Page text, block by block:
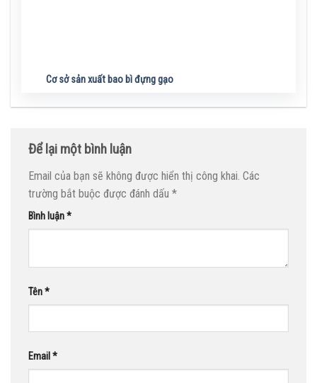
Cơ sở sản xuất bao bì đựng gạo
Để lại một bình luận
Email của bạn sẽ không được hiển thị công khai. Các
trường bắt buộc được đánh dấu *
Bình luận*
Tên*
Email *